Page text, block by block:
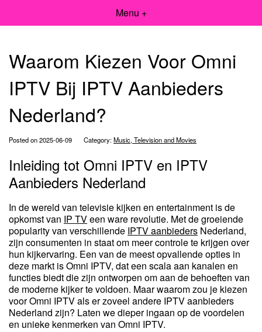
Menu +
Waarom Kiezen Voor Omni
IPTV Bij IPTV Aanbieders
Nederland?
Posted on 2025-06-09 Category:Music, Television and Movies
Inleiding tot Omni IPTV en IPTV
Aanbieders Nederland
In de wereld van televisie kijken en entertainment is de
opkomst van IP TVeen ware revolutie. Met de groeiende
popularity van verschillende IPTV aanbieders Nederland,
zijn consumenten in staat om meer controle te krijgen over
hun kijkervaring. Een van de meest opvallende opties in
deze markt is Omni IPTV, dat een scala aan kanalen en
functies biedt die zijn ontworpen om aan de behoeften van
de moderne kijker te voldoen. Maar waarom zou je kiezen
voor Omni IPTV als er zoveel andere IPTV aanbieders
Nederland zijn? Laten we dieper ingaan op de voordelen
en unieke kenmerken van Omni IPTV.